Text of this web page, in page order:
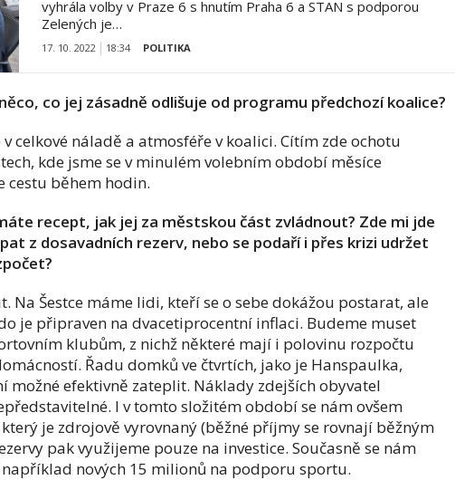
vyhrála volby v Praze 6 s hnutím Praha 6 a STAN s podporou
Zelených je…
17. 10. 2022 18:34 POLITIKA
co jej zásadně odlišuje od programu předchozí koalice?
celkové náladě a atmosféře v koalici. Cítím zde ochotu
kde jsme se v minulém volebním období měsíce
cestu během hodin.
recept, jak jej za městskou část zvládnout? Zde mi jde
z dosavadních rezerv, nebo se podaří i přes krizi udržet
Na Šestce máme lidi, kteří se o sebe dokážou postarat, ale
je připraven na dvacetiprocentní inflaci. Budeme muset
klubům, z nichž některé mají i polovinu rozpočtu
Řadu domků ve čtvrtích, jako je Hanspaulka,
možné efektivně zateplit. Náklady zdejších obyvatel
I v tomto složitém období se nám ovšem
je zdrojově vyrovnaný (běžné příjmy se rovnají běžným
pak využijeme pouze na investice. Současně se nám
nových 15 milionů na podporu sportu.